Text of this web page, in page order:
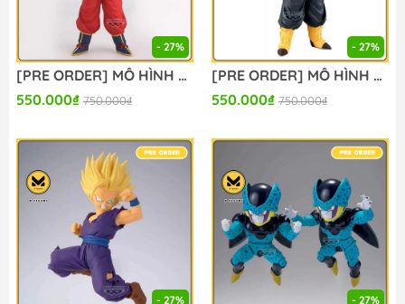
- 27%
[PRE ORDER] MÔ HÌNH Son Goku SSJ - Dragon Ball Z - Blood of Saiyans - III (Bandai Spirits) FIGURE CHÍNH HÃNG
550.000₫ 750.000₫
- 27%
[PRE ORDER] MÔ HÌNH Trunks - Dragon Ball Z - Solid Edge Works - The Departure (Bandai Spirits) FIGURE CHÍNH HÃNG
550.000₫ 750.000₫
- 27% - 27%